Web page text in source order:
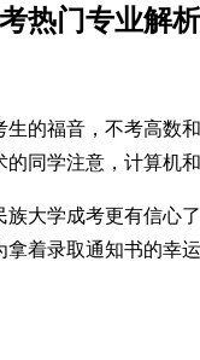
热门专业解析
的福音，不考高数
同学注意，计算机
大学成考更有信心
着录取通知书的幸运